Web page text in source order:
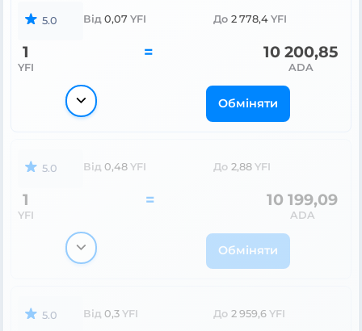
5.0 Від 0,07 YFI До 2 778,4 YFI
1
YFI
= 10 200,85
ADA
Обміняти
5.0 Від 0,48 YFI До 2,88 YFI
1
YFI
= 10 199,09
ADA
Обміняти
5.0 Від 0,3 YFI До 2 959,6 YFI